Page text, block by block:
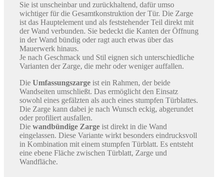
Sie ist unscheinbar und zurückhaltend, dafür umso
wichtiger für die Gesamtkonstruktion der Tür. Die Zarge
ist das Hauptelement und als feststehender Teil direkt mit
der Wand verbunden. Sie bedeckt die Kanten der Öffnung
in der Wand bündig oder ragt auch etwas über das
Mauerwerk hinaus.
Je nach Geschmack und Stil eignen sich unterschiedliche
Varianten der Zarge, die mehr oder weniger auffallen.
Die Umfassungszarge ist ein Rahmen, der beide
Wandseiten umschließt. Das ermöglicht den Einsatz
sowohl eines gefälzten als auch eines stumpfen Türblattes.
Die Zarge kann dabei je nach Wunsch eckig, abgerundet
oder profiliert ausfallen.
Die wandbündige Zarge ist direkt in die Wand
eingelassen. Diese Variante wirkt besonders eindrucksvoll
in Kombination mit einem stumpfen Türblatt. Es entsteht
eine ebene Fläche zwischen Türblatt, Zarge und
Wandfläche.